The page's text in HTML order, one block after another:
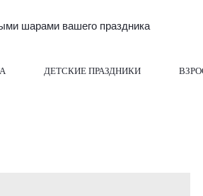
шарами вашего праздника
ДЕТСКИЕ ПРАЗДНИКИ